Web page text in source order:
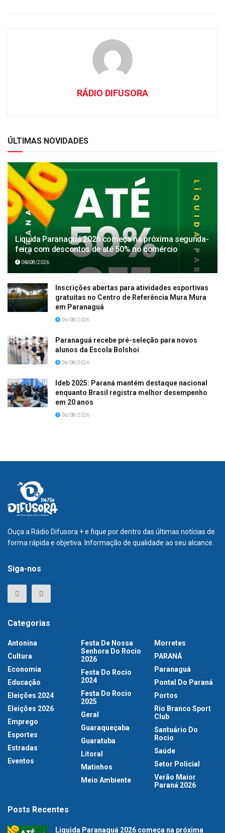
RÁDIO DIFUSORA
ÚLTIMAS NOVIDADES
Liquida Paranaguá 2026 começa na próxima segunda-
feira com descontos de até 50% no comércio
06/08/2026
Inscrições abertas para atividades esportivas
gratuitas no Centro de Referência Mura Mura
em Paranaguá
06/08/2026
Paranaguá recebe pré-seleção para novos
alunos da Escola Bolshoi
06/08/2026
Ideb 2025: Paraná mantém destaque nacional
enquanto Brasil registra melhor desempenho
em 20 anos
06/08/2026
Ouça a Rádio Difusora + e fique por dentro das últimas notícias de
forma rápida e objetiva. Informação de qualidade ao seu alcance.
Siga-nos
Categorias
Antonina
Cultura
Economia
Educação
Eleições 2024
Eleições 2026
Emprego
Esportes
Estradas
Eventos
Festa De Nossa
Senhora Do Rocio
2026
Festa Do Rocio
2024
Festa Do Rocio
2025
Geral
Guaraqueçaba
Guaratuba
Litoral
Matinhos
Meio Ambiente
Morretes
PARANÁ
Paranaguá
Pontal Do Paraná
Portos
Rio Branco Sport
Club
Santuário Do
Rocio
Saúde
Setor Policial
Verão Maior
Paraná 2026
Posts Recentes
Liquida Paranaguá 2026 começa na próxima